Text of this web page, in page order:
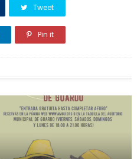
Tweet
Pin it